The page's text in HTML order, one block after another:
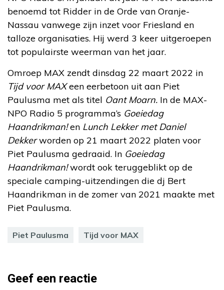
benoemd tot Ridder in de Orde van Oranje-
Nassau vanwege zijn inzet voor Friesland en
talloze organisaties. Hij werd 3 keer uitgeroepen
tot populairste weerman van het jaar.
Omroep MAX zendt dinsdag 22 maart 2022 in
Tijd voor MAXeen eerbetoon uit aan Piet
Paulusma met als titel Oant Moarn. In de MAX-
NPO Radio 5 programma’s Goeiedag
Haandrikman!en Lunch Lekker met Daniel
Dekkerworden op 21 maart 2022 platen voor
Piet Paulusma gedraaid. In Goeiedag
Haandrikman!wordt ook teruggeblikt op de
speciale camping-uitzendingen die dj Bert
Haandrikman in de zomer van 2021 maakte met
Piet Paulusma.
Piet Paulusma Tijd voor MAX
Geef een reactie